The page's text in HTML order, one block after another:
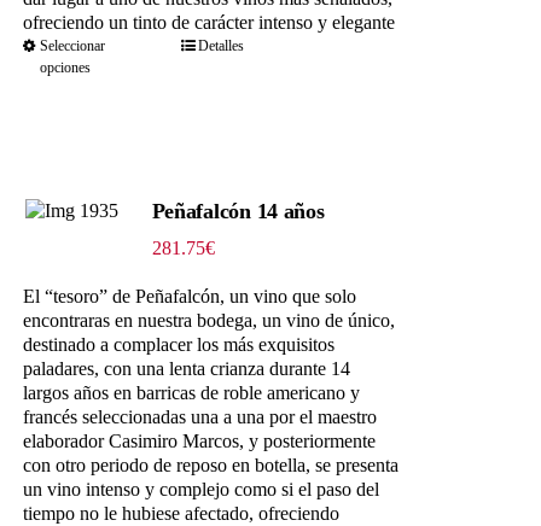
ofreciendo un tinto de carácter intenso y elegante
Seleccionar
opciones
Detalles
Peñafalcón 14 años
281.75€
El “tesoro” de Peñafalcón, un vino que solo
encontraras en nuestra bodega, un vino de único,
destinado a complacer los más exquisitos
paladares, con una lenta crianza durante 14
largos años en barricas de roble americano y
francés seleccionadas una a una por el maestro
elaborador Casimiro Marcos, y posteriormente
con otro periodo de reposo en botella, se presenta
un vino intenso y complejo como si el paso del
tiempo no le hubiese afectado, ofreciendo